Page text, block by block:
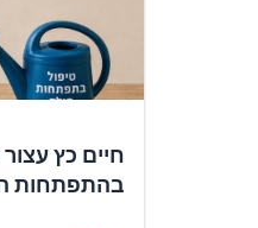
חיים כץ
בהתפתחות